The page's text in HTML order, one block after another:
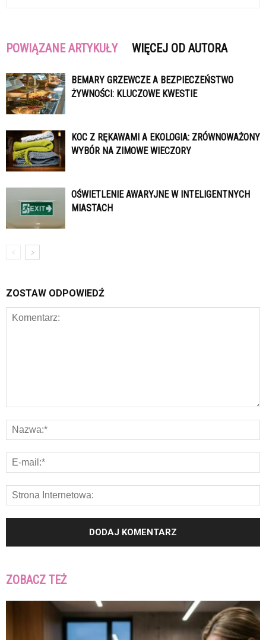
POWIĄZANE ARTYKUŁY WIĘCEJ OD AUTORA
BEMARY GRZEWCZE A BEZPIECZEŃSTWO
ŻYWNOŚCI: KLUCZOWE KWESTIE
KOC Z RĘKAWAMI A EKOLOGIA: ZRÓWNOWAŻONY
WYBÓR NA ZIMOWE WIECZORY
OŚWIETLENIE AWARYJNE W INTELIGENTNYCH
MIASTACH
ZOSTAW ODPOWIEDŹ
ZOBACZ TEŻ